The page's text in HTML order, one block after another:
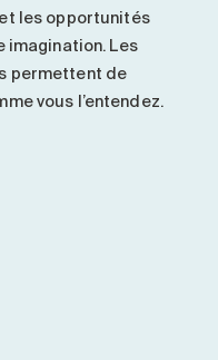
les opportunités
imagination. Les
permettent de
vous l’entendez.